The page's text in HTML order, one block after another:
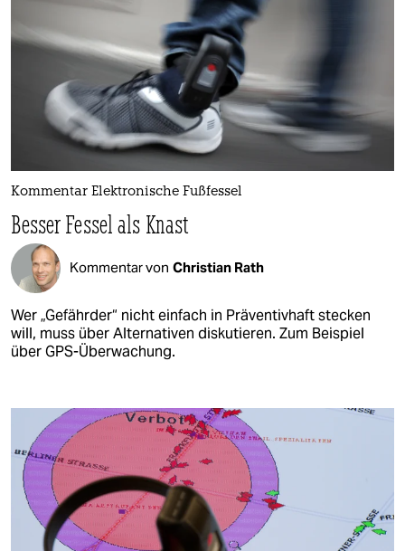
Kommentar Elektronische Fußfessel
Besser Fessel als Knast
Kommentar von Christian Rath
Wer „Gefährder“ nicht einfach in Präventivhaft stecken
will, muss über Alternativen diskutieren. Zum Beispiel
über GPS-Überwachung.